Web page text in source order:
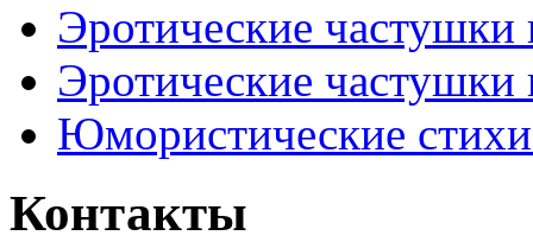
Эротические
Эротические
Юмористические
Контакты